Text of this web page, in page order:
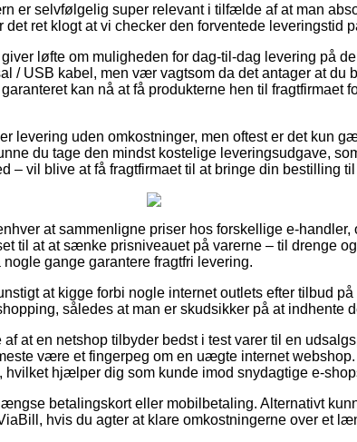
er selvfølgelig super relevant i tilfælde af at man
det ret klogt at vi checker den forventede leveringstid
løfte om muligheden for dag-til-dag levering på
/ USB kabel, men vær vagtsom da det antager at du
kan nå at få produkterne hen til fragtfirmaet
levering uden omkostninger, men oftest er det kun
du tage den mindst kostelige leveringsudgave,
– vil blive at få fragtfirmaet til at bringe din bestilling
at sammenligne priser hos forskellige e-handler,
til at at sænke prisniveauet på varerne – til drenge
gange garantere fragtfri levering.
at kigge forbi nogle internet outlets efter tilbud
således at man er skudsikker på at indhente
at en netshop tilbyder bedst i test varer til en
være et fingerpeg om en uægte internet
hvilket hjælper dig som kunde imod snydagtige e-
betalingskort eller mobilbetaling. Alternativt
hvis du agter at klare omkostningerne over et